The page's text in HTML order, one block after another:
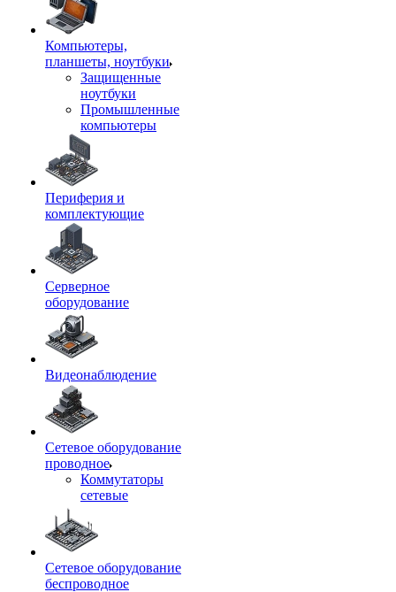
Компьютеры,
планшеты, ноутбуки
Защищенные
ноутбуки
Промышленные
компьютеры
Периферия и
комплектующие
Серверное
оборудование
Видеонаблюдение
Сетевое оборудование
проводное
Коммутаторы
сетевые
Сетевое оборудование
беспроводное